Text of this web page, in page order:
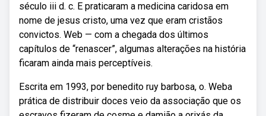
século iii d. c. E praticaram a medicina caridosa em
nome de jesus cristo, uma vez que eram cristãos
convictos. Web — com a chegada dos últimos
capítulos de “renascer”, algumas alterações na história
ficaram ainda mais perceptíveis.
Escrita em 1993, por benedito ruy barbosa, o. Weba
prática de distribuir doces veio da associação que os